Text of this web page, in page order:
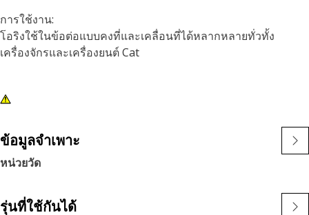
การใช้งาน:
โอริงใช้ในข้อต่อแบบคงที่และเคลื่อนที่ได้หลากหลายทั่วทั้ง
เครื่องจักรและเครื่องยนต์ Cat
ข้อมูลจำเพาะ
หน่วยวัด
รุ่นที่ใช้กันได้